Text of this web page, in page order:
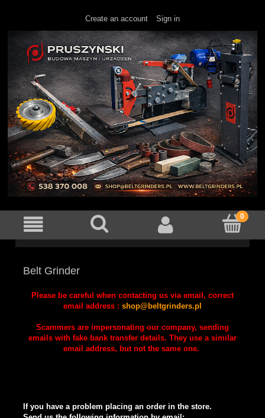
Create an account Sign in
Belt Grinder
Please be careful when contacting us via email, correct
email address : shop@beltgrinders.pl
Scammers are impersonating our company, sending
emails with fake bank transfer details. They use a similar
email address, but not the same one.
If you have a problem placing an order in the store.